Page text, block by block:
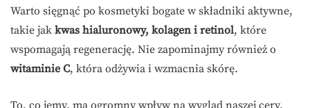
Warto sięgnąć po kosmetyki bogate w składniki aktywne,
takie jak kwas hialuronowy, kolagen i retinol, które
wspomagają regenerację. Nie zapominajmy również o
witaminie C, która odżywia i wzmacnia skórę.